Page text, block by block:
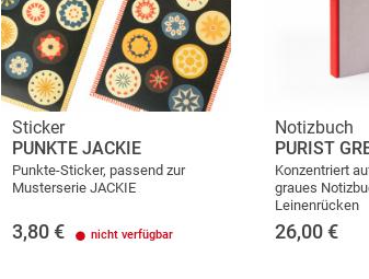
Sticker
PUNKTE JACKIE
Punkte-Sticker, passend zur
Musterserie JACKIE
3,80 € nicht verfügbar
Notizbuch
PURIST
Konzentriert
graues
Leinenrücken
26,00 €